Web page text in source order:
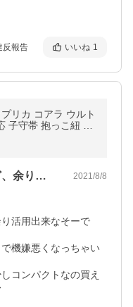
反報告 いいね 1
リカ コアラ ウルト
守帯 抱っこ紐 4w
横抱きが出来るから買ったけど、余り活用… 2021/8/8
活用出来なそーで
機嫌悪くなっちゃい
コンパクトなの買え